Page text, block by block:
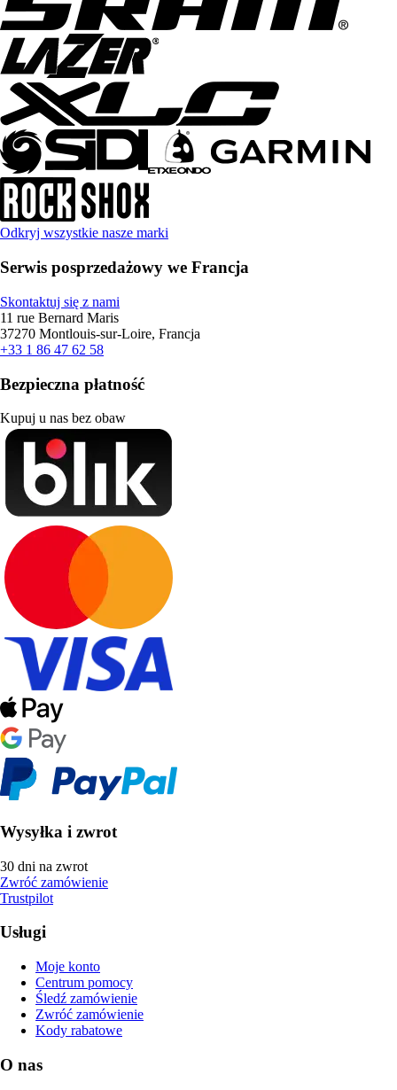
Odkryj wszystkie nasze marki
Serwis posprzedażowy we Francja
Skontaktuj się z nami
11 rue Bernard Maris
37270 Montlouis-sur-Loire, Francja
+33 1 86 47 62 58
Bezpieczna płatność
Kupuj u nas bez obaw
Wysyłka i zwrot
30 dni na zwrot
Zwróć zamówienie
Trustpilot
Usługi
Moje konto
Centrum pomocy
Śledź zamówienie
Zwróć zamówienie
Kody rabatowe
O nas